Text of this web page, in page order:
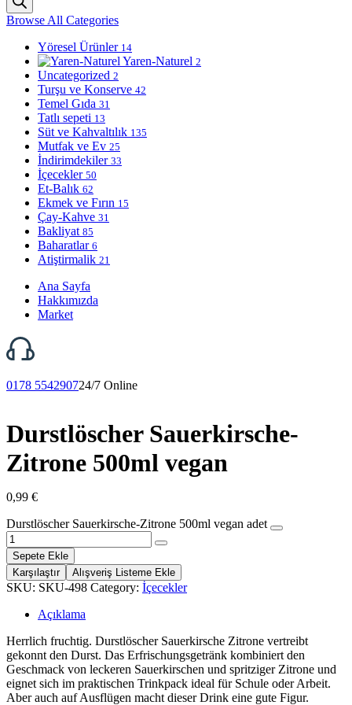
Browse All Categories
Yöresel Ürünler 14
Yaren-Naturel 2
Uncategorized 2
Turşu ve Konserve 42
Temel Gıda 31
Tatlı sepeti 13
Süt ve Kahvaltılık 135
Mutfak ve Ev 25
İndirimdekiler 33
İçecekler 50
Et-Balık 62
Ekmek ve Fırın 15
Çay-Kahve 31
Bakliyat 85
Baharatlar 6
Atiştirmalik 21
Ana Sayfa
Hakkımızda
Market
0178 554290724/7 Online
Durstlöscher Sauerkirsche-
Zitrone 500ml vegan
0,99 €
Durstlöscher Sauerkirsche-Zitrone 500ml vegan adet
Sepete Ekle
Karşılaştır
Alışveriş Listeme Ekle
SKU: SKU-498 Category: İçecekler
Açıklama
Herrlich fruchtig. Durstlöscher Sauerkirsche Zitrone vertreibt
gekonnt den Durst. Das Erfrischungsgetränk kombiniert den
Geschmack von leckeren Sauerkirschen und spritziger Zitrone und
eignet sich im praktischen Trinkpack ideal für Schule oder Arbeit.
Aber auch auf Ausflügen macht dieser Drink eine gute Figur.